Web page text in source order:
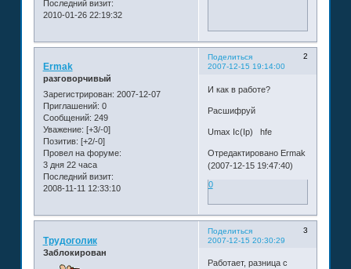
Последний визит:
2010-01-26 22:19:32
Поделиться
2
2007-12-15 19:14:00
Ermak
разговорчивый
Зарегистрирован: 2007-12-07
Приглашений: 0
Сообщений: 249
Уважение: [+3/-0]
Позитив: [+2/-0]
Провел на форуме:
3 дня 22 часа
Последний визит:
2008-11-11 12:33:10
И как в работе?
Расшифруй
Umax Ic(Ip) hfe
Отредактировано Ermak
(2007-12-15 19:47:40)
0
Поделиться
3
2007-12-15 20:30:29
Трудоголик
Заблокирован
Работает, разница с